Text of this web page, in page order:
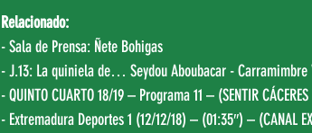
Relacionado:
- Sala de Prensa: Ñete Bohigas
- J.13: La quiniela de… Seydou Aboubacar -
- QUINTO CUARTO 18/19 – Programa 11 – (SENTIR
- Extremadura Deportes 1 (12/12/18) – (01:35″) – (CANAL